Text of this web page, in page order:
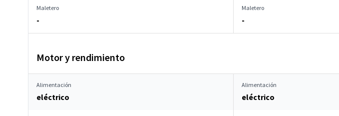
Maletero
-
Maletero
-
Motor y rendimiento
Alimentación
eléctrico
Alimentación
eléctrico